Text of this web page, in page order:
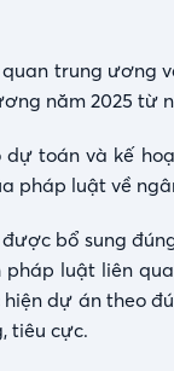
quan trung
năm 2025 từ
toán và kế
pháp luật về
bổ sung
luật liên
dự án theo
tiêu cực.